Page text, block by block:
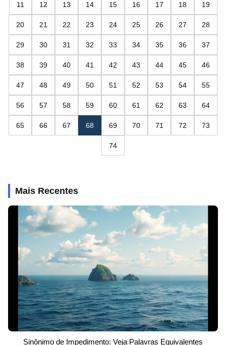
11 12 13 14 15 16 17 18 19
20 21 22 23 24 25 26 27 28
29 30 31 32 33 34 35 36 37
38 39 40 41 42 43 44 45 46
47 48 49 50 51 52 53 54 55
56 57 58 59 60 61 62 63 64
65 66 67 68 69 70 71 72 73
74
Mais Recentes
Sinônimo de Impedimento: Veja Palavras Equivalentes